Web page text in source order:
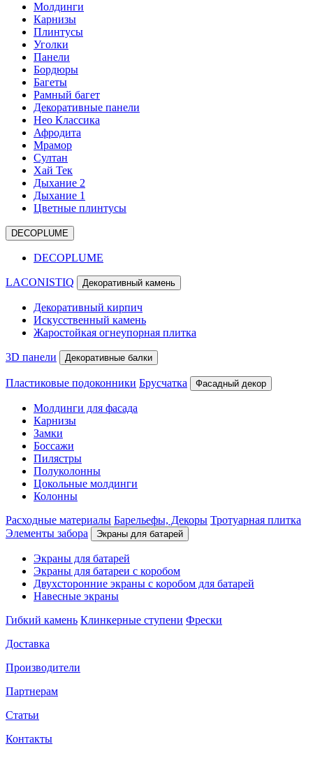
Молдинги
Карнизы
Плинтусы
Уголки
Панели
Бордюры
Багеты
Рамный багет
Декоративные панели
Нео Классика
Афродита
Мрамор
Султан
Хай Тек
Дыхание 2
Дыхание 1
Цветные плинтусы
DECOPLUME
DECOPLUME
LACONISTIQ Декоративный камень
Декоративный кирпич
Искусственный камень
Жаростойкая огнеупорная плитка
3D панели Декоративные балки
Пластиковые подоконники Брусчатка Фасадный декор
Молдинги для фасада
Карнизы
Замки
Боссажи
Пилястры
Полуколонны
Цокольные молдинги
Колонны
Расходные материалы Барельефы, Декоры Тротуарная плитка
Элементы забора
Экраны для батарей
Экраны для батарей
Экраны для батареи с коробом
Двухсторонние экраны с коробом для батарей
Навесные экраны
Гибкий камень Клинкерные ступени Фрески
Доставка
Производители
Партнерам
Статьи
Контакты